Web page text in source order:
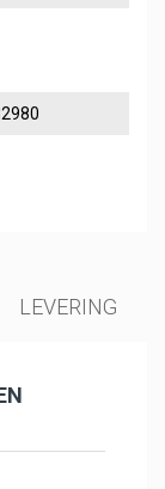
LEVERING